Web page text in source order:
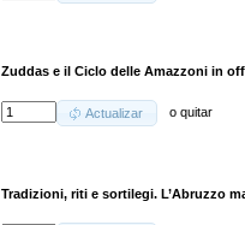
Zuddas e il Ciclo delle Amazzoni in
Actualizar oquitar
Tradizioni, riti e sortilegi. L’Abruzzo